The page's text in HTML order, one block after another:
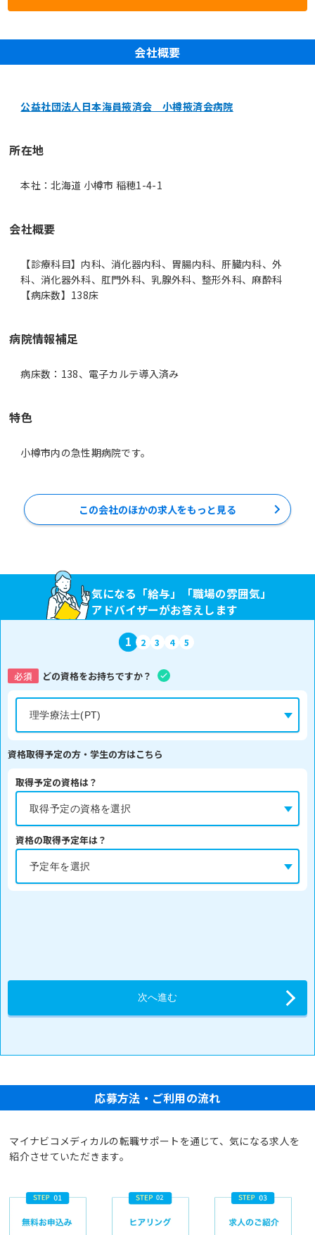
会社概要
公益社団法人日本海員掖済会 小樽掖済会病院
所在地
本社：北海道 小樽市 稲穂1-4-1
会社概要
【診療科目】内科、消化器内科、胃腸内科、肝臓内科、外
科、消化器外科、肛門外科、乳腺外科、整形外科、麻酔科
【病床数】138床
病院情報補足
病床数：138、電子カルテ導入済み
特色
小樽市内の急性期病院です。
この会社のほかの求人をもっと見る
気になる「給与」「職場の雰囲気」
アドバイザーがお答えします
1 2 3 4 5
必須 どの資格をお持ちですか？
資格取得予定の方・学生の方はこちら
取得予定の資格は？
資格の取得予定年は？
応募方法・ご利用の流れ
マイナビコメディカルの転職サポートを通じて、気になる求人を
紹介させていただきます。